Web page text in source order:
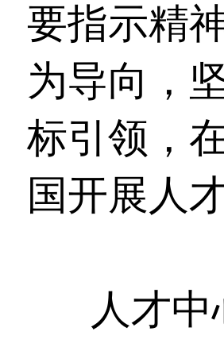
要指示精
为导向，
标引领，
国开展人
人才